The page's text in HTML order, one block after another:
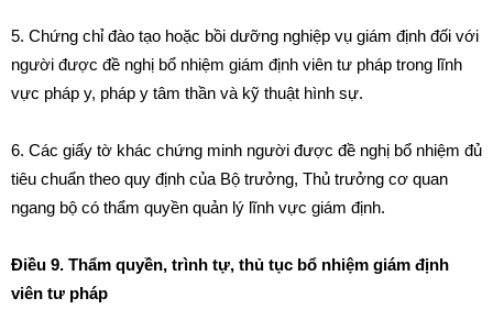
5. Chứng chỉđào tạo hoặc bồi dưỡng nghiệp vụ giám định đối với
người được đề nghị bổ nhiệm giám định viên tư pháp trong lĩnh
vực pháp y, pháp y tâm thần và kỹ thuật hình sự.
6. Các giấy tờ khác chứng minh người được đề nghị bổ nhiệm đủ
tiêu chuẩn theo quy định của Bộ trưởng, Thủ trưởng cơ quan
ngang bộ có thẩm quyền quản lý lĩnh vực giám định.
Điều 9. Thẩm quyền, trình tự, thủ tục bổ nhiệm giám định
viên tư pháp